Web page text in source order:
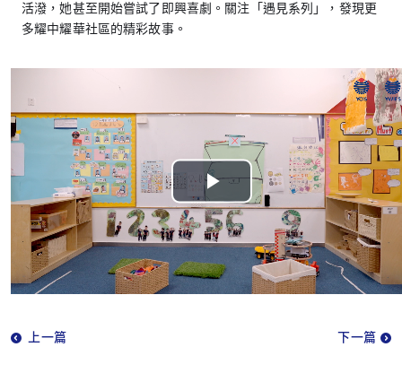
活潑，她甚至開始嘗試了即興喜劇。關注「遇見系列」，發現更
多耀中耀華社區的精彩故事。
Play
Video
上一篇 下一篇